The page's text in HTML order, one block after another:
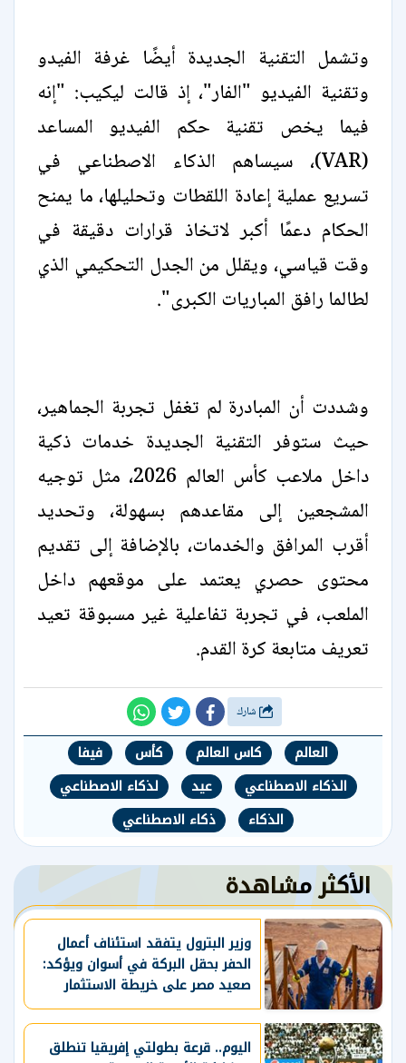
وتشمل التقنية الجديدة أيضًا غرفة الفيدو
وتقنية الفيديو "الفار"، إذ قالت ليكيب: "إنه
فيما يخص تقنية حكم الفيديو المساعد
(VAR)، سيساهم الذكاء الاصطناعي في
تسريع عملية إعادة اللقطات وتحليلها، ما يمنح
الحكام دعمًا أكبر لاتخاذ قرارات دقيقة في
وقت قياسي، ويقلل من الجدل التحكيمي الذي
لطالما رافق المباريات الكبرى".
وشددت أن المبادرة لم تغفل تجربة الجماهير،
حيث ستوفر التقنية الجديدة خدمات ذكية
داخل ملاعب كأس العالم 2026، مثل توجيه
المشجعين إلى مقاعدهم بسهولة، وتحديد
أقرب المرافق والخدمات، بالإضافة إلى تقديم
محتوى حصري يعتمد على موقعهم داخل
الملعب، في تجربة تفاعلية غير مسبوقة تعيد
تعريف متابعة كرة القدم.
العالم كاس العالم كأس
فيفا
الذكاء الاصطناعي
عيد
لذكاء الاصطناعي
الذكاء
ذكاء الاصطناعي
الأكثر مشاهدة
وزير البترول يتفقد استئناف أعمال
الحفر بحقل البركة في أسوان ويؤكد:
صعيد مصر على خريطة الاستثمار
البترولي
اليوم.. قرعة بطولتي إفريقيا تنطلق